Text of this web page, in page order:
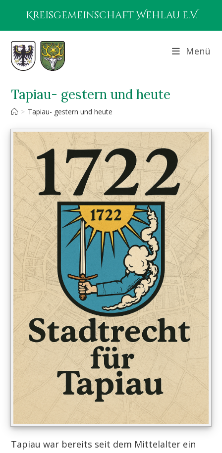
springen
Kreisgemeinschaft Wehlau e.V.
Menü
Tapiau- gestern und heute
> Tapiau- gestern und heute
Tapiau war bereits seit dem Mittelalter ein